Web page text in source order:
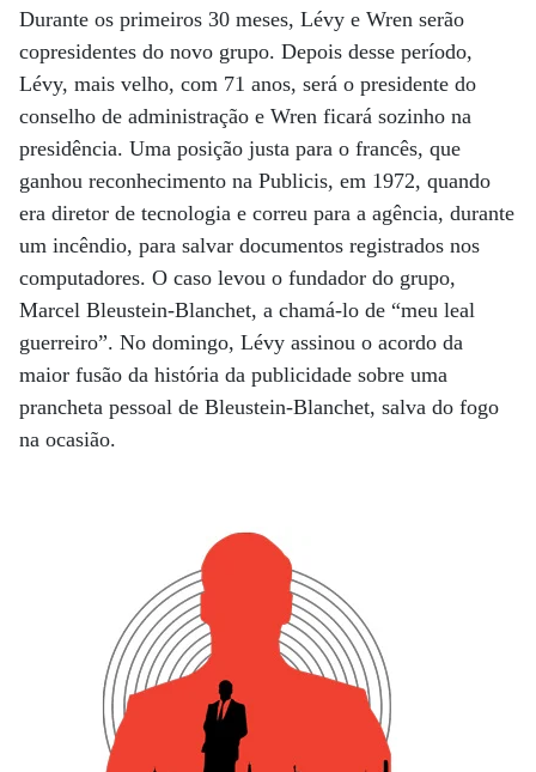
Durante os primeiros 30 meses, Lévy e Wren serão
copresidentes do novo grupo. Depois desse período,
Lévy, mais velho, com 71 anos, será o presidente do
conselho de administração e Wren ficará sozinho na
presidência. Uma posição justa para o francês, que
ganhou reconhecimento na Publicis, em 1972, quando
era diretor de tecnologia e correu para a agência, durante
um incêndio, para salvar documentos registrados nos
computadores. O caso levou o fundador do grupo,
Marcel Bleustein-Blanchet, a chamá-lo de “meu leal
guerreiro”. No domingo, Lévy assinou o acordo da
maior fusão da história da publicidade sobre uma
prancheta pessoal de Bleustein-Blanchet, salva do fogo
na ocasião.